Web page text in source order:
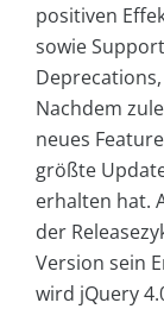
positiven
sowie
Nachdem
neues
größte
erhalten hat.
der
Version sein
wird jQuery